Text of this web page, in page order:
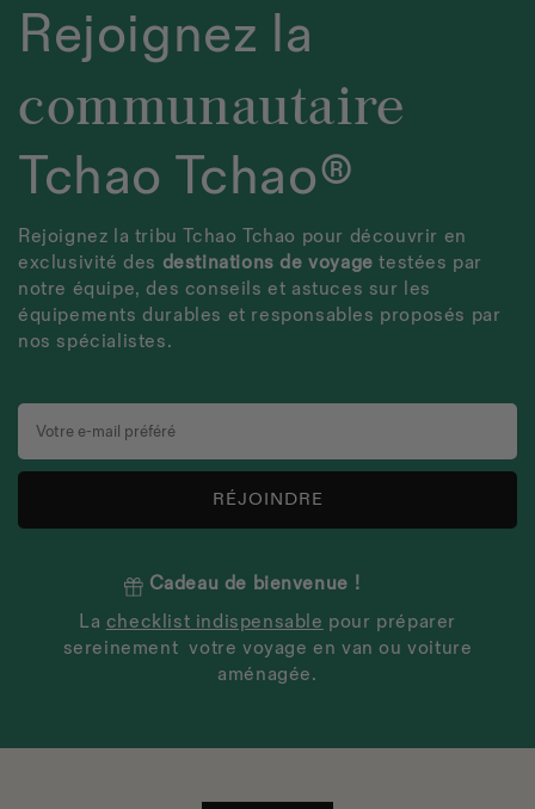
Rejoignez la
communautaire
Tchao Tchao®
Rejoignez la tribu Tchao Tchao pour découvrir en
exclusivité des destinations de voyage testées par
notre équipe, des conseils et astuces sur les
équipements durables et responsables proposés par
nos spécialistes.
RÉJOINDRE
Cadeau de bienvenue !
La checklist indispensable pour préparer
sereinementvotre voyage en van ou voiture
aménagée.